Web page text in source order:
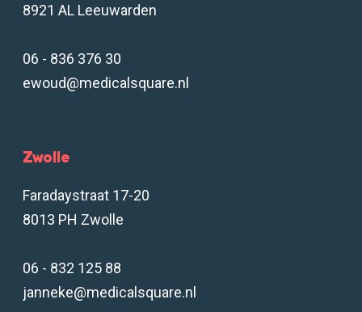
8921 AL Leeuwarden
06 - 836 376 30
ewoud@medicalsquare.nl
Zwolle
Faradaystraat 17-20
8013 PH Zwolle
06 - 832 125 88
janneke@medicalsquare.nl